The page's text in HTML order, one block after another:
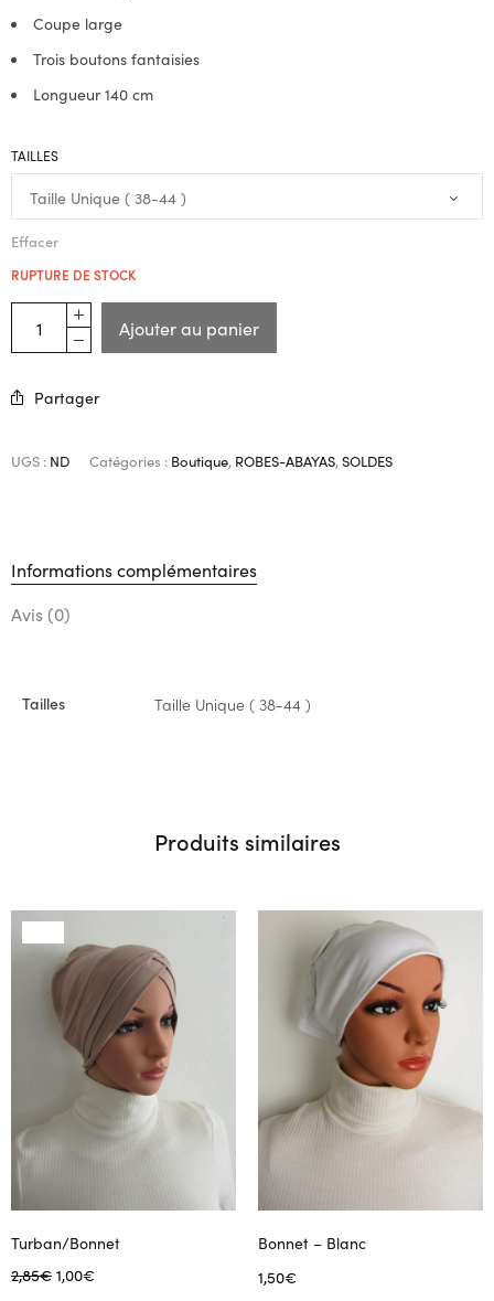
Coupe large
Trois boutons fantaisies
Longueur 140 cm
TAILLES
Effacer
RUPTURE DE STOCK
Ajouter au panier
Partager
UGS : ND Catégories : Boutique, ROBES-ABAYAS, SOLDES
Informations complémentaires
Avis (0)
Tailles Taille Unique ( 38-44 )
Produits similaires
Turban/Bonnet
2,85€ Le
1,00€
Bonnet – Blanc
1,50€